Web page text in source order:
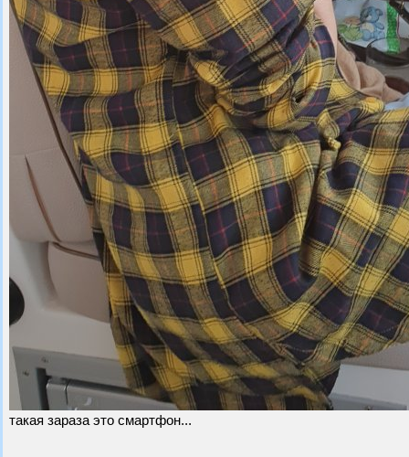
такая зараза это смартфон...